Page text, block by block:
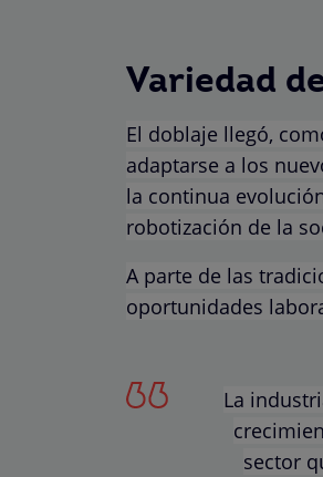
Variedad
El doblaje llegó,
adaptarse a los
la continua
robotización de la
A parte de las
oportunidades
La
sector